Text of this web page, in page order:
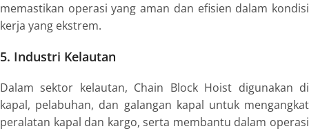
memastikan operasi yang aman dan efisien dalam kondisi
kerja yang ekstrem.
5. Industri Kelautan
Dalam sektor kelautan, Chain Block Hoist digunakan di
kapal, pelabuhan, dan galangan kapal untuk mengangkat
peralatan kapal dan kargo, serta membantu dalam operasi